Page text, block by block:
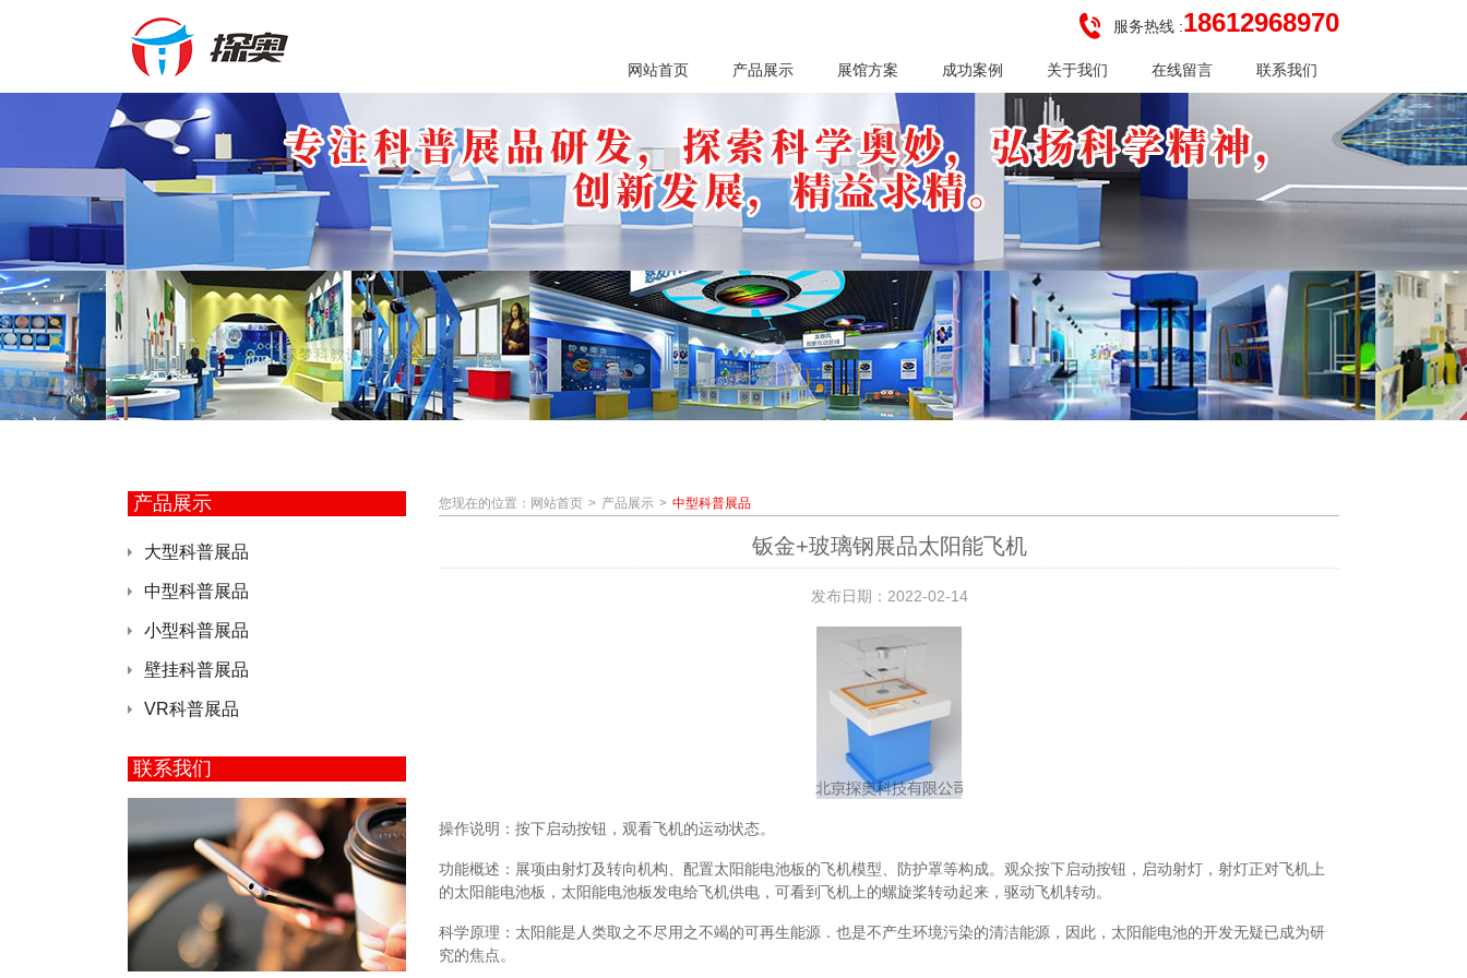
网站首页 产品展示 展馆方案 成功案例 关于我们 在线留言 联系我们
服务热线 :18612968970
产品展示
大型科普展品
中型科普展品
小型科普展品
壁挂科普展品
VR科普展品
联系我们
您现在的位置： 网站首页 产品展示 中型科普展品
钣金+玻璃钢展品太阳能飞机
发布日期：2022-02-14
操作说明：按下启动按钮，观看飞机的运动状态。
功能概述：展项由射灯及转向机构、配置太阳能电池板的飞机模型、防护罩等构成。观众按下启动按钮，启动射灯，射灯正对飞机上
的太阳能电池板，太阳能电池板发电给飞机供电，可看到飞机上的螺旋桨转动起来，驱动飞机转动。
科学原理：太阳能是人类取之不尽用之不竭的可再生能源．也是不产生环境污染的清洁能源，因此，太阳能电池的开发无疑已成为研
究的焦点。